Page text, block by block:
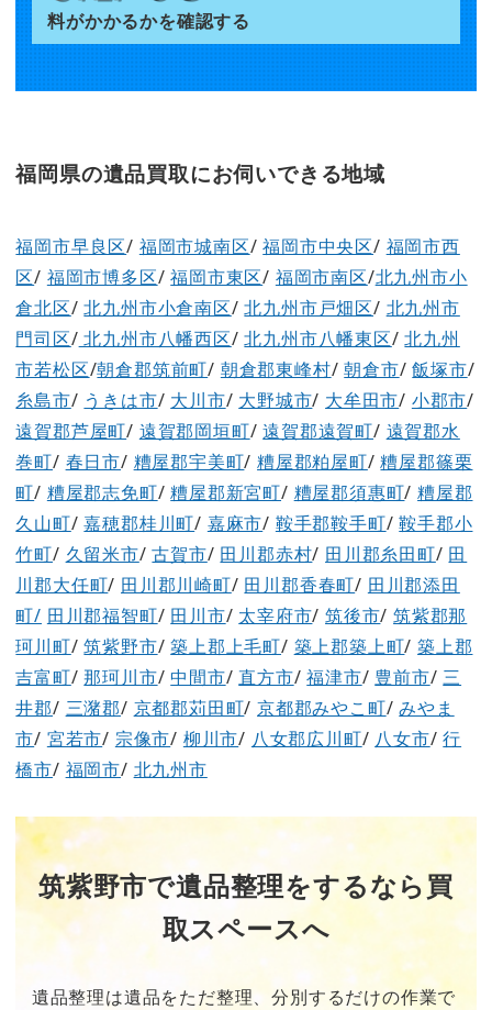
料がかかるかを確認する
福岡県の遺品買取にお伺いできる地域
福岡市早良区/ 福岡市城南区/福岡市中央区/ 福岡市西
区/ 福岡市博多区/福岡市東区/ 福岡市南区/北九州市小
倉北区/北九州市小倉南区/北九州市戸畑区/ 北九州市
門司区/ 北九州市八幡西区/北九州市八幡東区/北九州
市若松区/朝倉郡筑前町/ 朝倉郡東峰村/朝倉市/飯塚市/
糸島市/ うきは市/ 大川市/ 大野城市/ 大牟田市/ 小郡市/
遠賀郡芦屋町/ 遠賀郡岡垣町/遠賀郡遠賀町/ 遠賀郡水
巻町/ 春日市/ 糟屋郡宇美町/糟屋郡粕屋町/糟屋郡篠栗
町/ 糟屋郡志免町/糟屋郡新宮町/ 糟屋郡須惠町/糟屋郡
久山町/嘉穂郡桂川町/ 嘉麻市/ 鞍手郡鞍手町/鞍手郡小
竹町/ 久留米市/古賀市/ 田川郡赤村/ 田川郡糸田町/ 田
川郡大任町/ 田川郡川崎町/ 田川郡香春町/ 田川郡添田
町/ 田川郡福智町/ 田川市/ 太宰府市/筑後市/筑紫郡那
珂川町/筑紫野市/築上郡上毛町/ 築上郡築上町/築上郡
吉富町/那珂川市/中間市/直方市/福津市/ 豊前市/三
井郡/ 三潴郡/ 京都郡苅田町/京都郡みやこ町/みやま
市/ 宮若市/ 宗像市/ 柳川市/ 八女郡広川町/ 八女市/行
橋市/ 福岡市/ 北九州市
筑紫野市で遺品整理をするなら買
取スペースへ
遺品整理は遺品をただ整理、分別するだけの作業で